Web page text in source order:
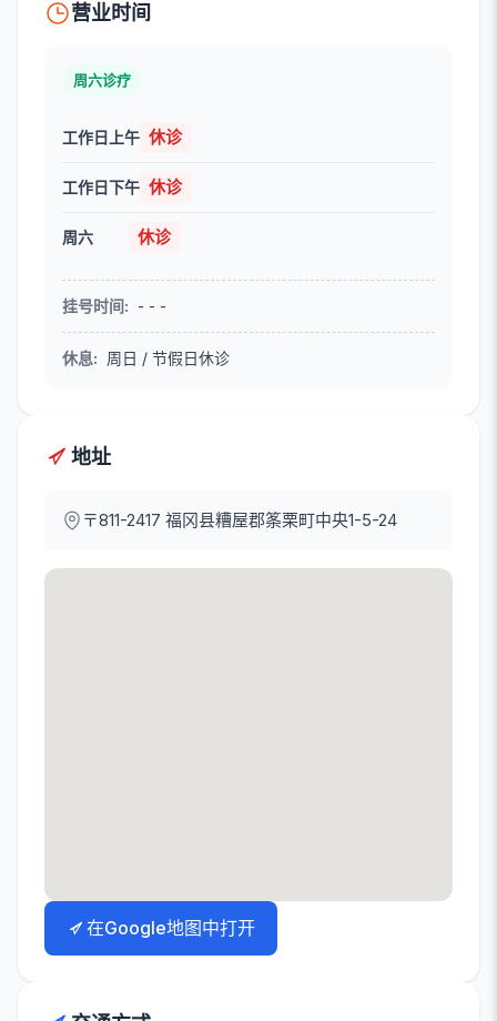
营业时间
周六诊疗
工作日上午 休诊
工作日下午 休诊
周六 休诊
挂号时间: - - -
休息: 周日 / 节假日休诊
地址
〒811-2417 福冈县糟屋郡筿栗町中央1-5-24
在Google地图中打开